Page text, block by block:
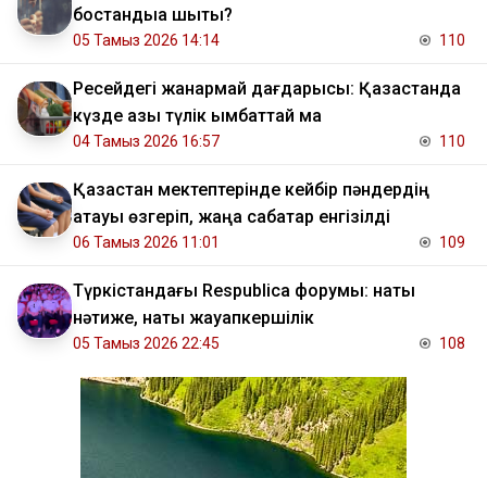
бостандыққа шықты?
05 Тамыз 2026 14:14 110
Ресейдегі жанармай дағдарысы: Қазақстанда
күзде азық түлік қымбаттай ма
04 Тамыз 2026 16:57 110
Қазақстан мектептерінде кейбір пәндердің
атауы өзгеріп, жаңа сабақтар енгізілді
06 Тамыз 2026 11:01 109
Түркістандағы Respublica форумы: нақты
нәтиже, нақты жауапкершілік
05 Тамыз 2026 22:45 108